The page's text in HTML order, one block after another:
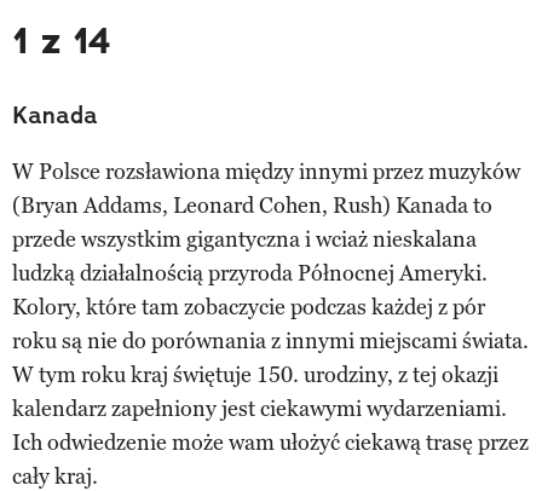
1 z 14
Kanada
W Polsce rozsławiona między innymi przez muzyków
(Bryan Addams, Leonard Cohen, Rush) Kanada to
przede wszystkim gigantyczna i wciaż nieskalana
ludzką działalnością przyroda Północnej Ameryki.
Kolory, które tam zobaczycie podczas każdej z pór
roku są nie do porównania z innymi miejscami świata.
W tym roku kraj świętuje 150. urodziny, z tej okazji
kalendarz zapełniony jest ciekawymi wydarzeniami.
Ich odwiedzenie może wam ułożyć ciekawą trasę przez
cały kraj.